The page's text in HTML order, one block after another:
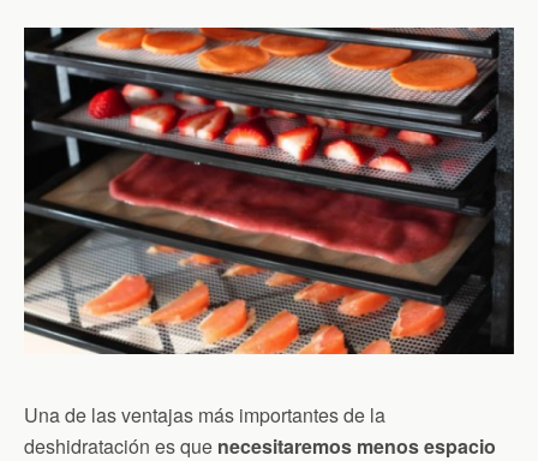
Una de las ventajas más importantes de la
deshidratación es que necesitaremos menos espacio